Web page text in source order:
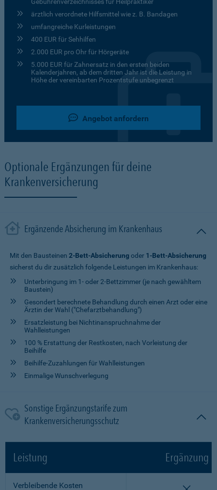
ärztlich verordnete Hilfsmittel wie z. B. Bandagen
umfangreiche Kurleistungen
400 EUR für Sehhilfen
2.000 EUR pro Ohr für Hörgeräte
5.000 EUR für Zahnersatz in den ersten beiden
Kalenderjahren, ab dem dritten Jahr ist die Leistung in
Höhe der vereinbarten Prozentstufe unbegrenzt
Angebot anfordern
Optionale Ergänzungen für deine
Krankenversicherung
Ergänzende Absicherung im Krankenhaus
Mit den Bausteinen 2-Bett-Absicherung oder 1-Bett-Absicherung
sicherst du dir zusätzlich folgende Leistungen im Krankenhaus:
Unterbringung im 1- oder 2-Bettzimmer (je nach gewähltem
Baustein)
Gesondert berechnete Behandlung durch einen Arzt oder eine
Ärztin der Wahl ("Chefarztbehandlung")
Ersatzleistung bei Nichtinanspruchnahme der
Wahlleistungen
100 % Erstattung der Restkosten, nach Vorleistung der
Beihilfe
Beihilfe-Zuzahlungen für Wahlleistungen
Einmalige Wunschverlegung
Sonstige Ergänzungstarife zum
Krankenversicherungsschutz
Leistung Ergänzung
Verbleibende Kosten